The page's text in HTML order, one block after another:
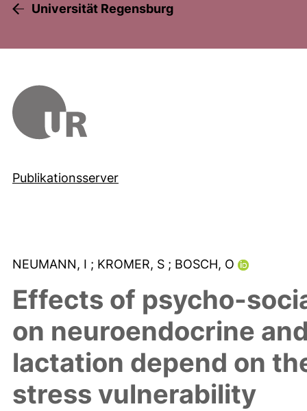
Universität Regensburg
Publikationsserver
NEUMANN, I ; KROMER, S ; BOSCH, O
Effects of psycho-
on neuroendocrine
lactation depend on
stress vulnerability